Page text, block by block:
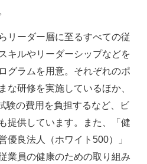
リーダー層に至るすべての従
キルやリーダーシップなどを
グラムを用意。それぞれのポ
な研修を実施しているほか、
験の費用を負担するなど、ビ
提供しています。また、「健
優良法人（ホワイト500）」
業員の健康のための取り組み